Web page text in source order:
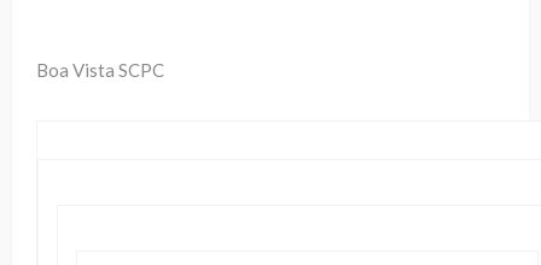
Boa Vista SCPC